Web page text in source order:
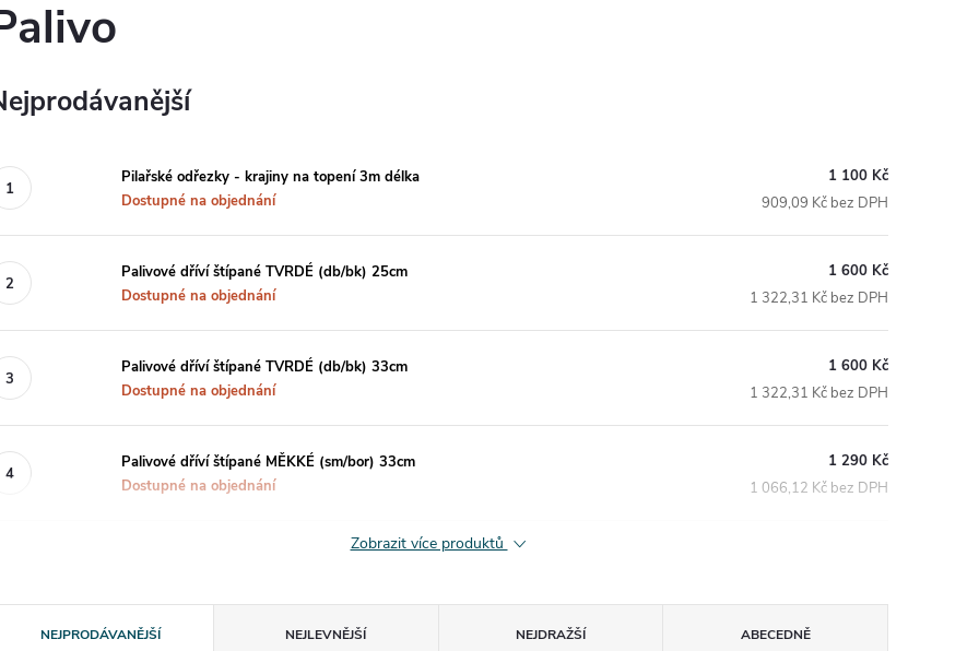
Pilařské odřezky - krajiny na topení 3m délka
Dostupné na objednání
1 100 Kč
909,09 Kč bez DPH
Palivové dříví štípané TVRDÉ (db/bk) 25cm
Dostupné na objednání
1 600 Kč
1 322,31 Kč bez DPH
Palivové dříví štípané TVRDÉ (db/bk) 33cm
Dostupné na objednání
1 600 Kč
1 322,31 Kč bez DPH
Palivové dříví štípané MĚKKÉ (sm/bor) 33cm
Dostupné na objednání
1 290 Kč
1 066,12 Kč bez DPH
Zobrazit více produktů
NEJPRODÁVANĚJŠÍ NEJLEVNĚJŠÍ NEJDRAŽŠÍ ABECEDNĚ